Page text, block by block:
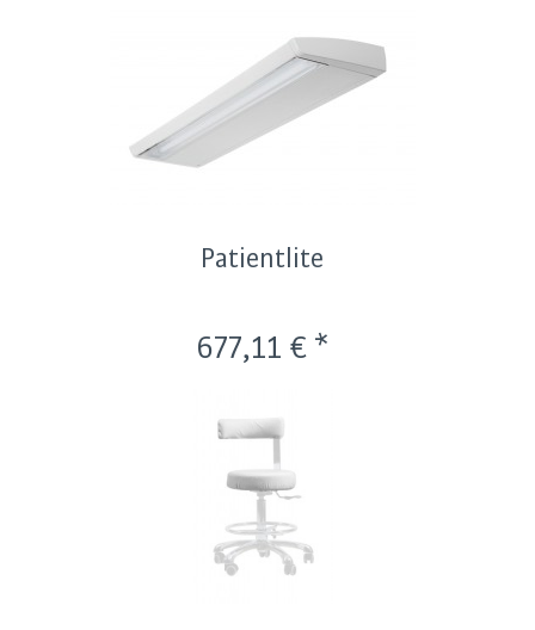
Patientlite
677,11 € *